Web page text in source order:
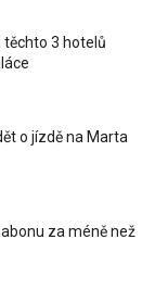
těchto 3 hotelů
o jízdě na Marta
za méně než